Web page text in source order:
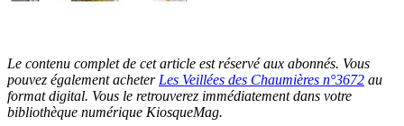
Le contenu complet de cet article est réservé aux abonnés. Vous
pouvez également acheterLes Veillées des Chaumières n°3672 au
format digital. Vous le retrouverez immédiatement dans votre
bibliothèque numérique KiosqueMag.